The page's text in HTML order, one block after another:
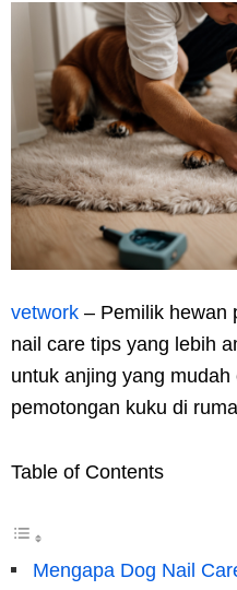
vetwork – Pemilik hewan
nail care tips yang lebih
untuk anjing yang
pemotongan kuku di
Table of Contents
Mengapa Dog Nail